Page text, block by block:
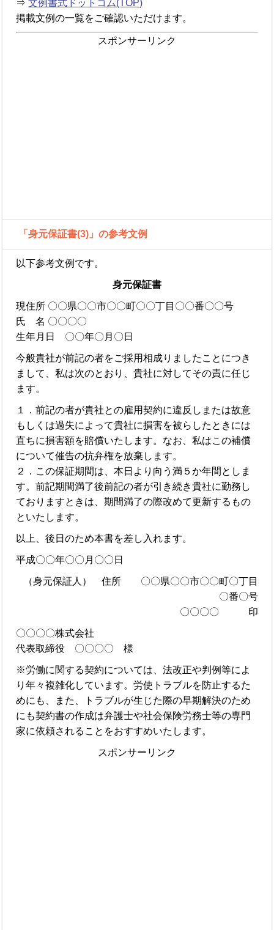
⇒文例書式ドットコム(TOP)
掲載文例の一覧をご確認いただけます。
スポンサーリンク
「身元保証書(3)」の参考文例
以下参考文例です。
身元保証書
現住所 〇〇県〇〇市〇〇町〇〇丁目〇〇番〇〇号
氏 名 〇〇〇〇
生年月日 〇〇年〇月〇日
今般貴社が前記の者をご採用相成りましたことにつき
まして、私は次のとおり、貴社に対してその責に任じ
ます。
１．前記の者が貴社との雇用契約に違反しまたは故意
もしくは過失によって貴社に損害を被らしたときには
直ちに損害額を賠償いたします。なお、私はこの補償
について催告の抗弁権を放棄します。
２．この保証期間は、本日より向う満５か年間としま
す。前記期間満了後前記の者が引き続き貴社に勤務し
ておりますときは、期間満了の際改めて更新するもの
といたします。
以上、後日のため本書を差し入れます。
平成〇〇年〇〇月〇〇日
（身元保証人） 住所 〇〇県〇〇市〇〇町〇丁目
〇番〇号
〇〇〇〇 印
〇〇〇〇株式会社
代表取締役 〇〇〇〇 様
※労働に関する契約については、法改正や判例等によ
り年々複雑化しています。労使トラブルを防止するた
めにも、また、トラブルが生じた際の早期解決のため
にも契約書の作成は弁護士や社会保険労務士等の専門
家に依頼されることをおすすめいたします。
スポンサーリンク